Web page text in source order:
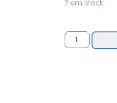
2 em stock
Quantidade
de